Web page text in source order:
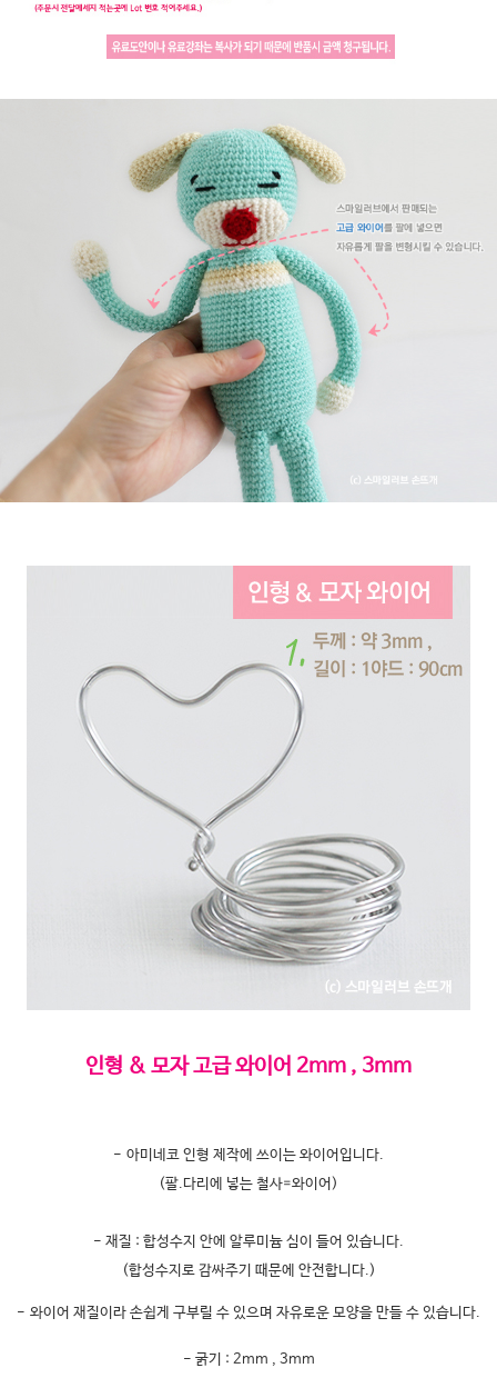
인형 & 모자 고급 와이어 2mm , 3mm
- 아미네코 인형 제작에 쓰이는 와이어입니다.
(팔.다리에 넣는 철사=와이어)
- 재질 : 합성수지 안에 알루미늄 심이 들어 있습니다.
(합성수지로 감싸주기 때문에 안전합니다.)
- 와이어 재질이라 손쉽게 구부릴 수 있으며 자유로운 모양을 만들 수 있습니다.
- 굵기 : 2mm , 3mm